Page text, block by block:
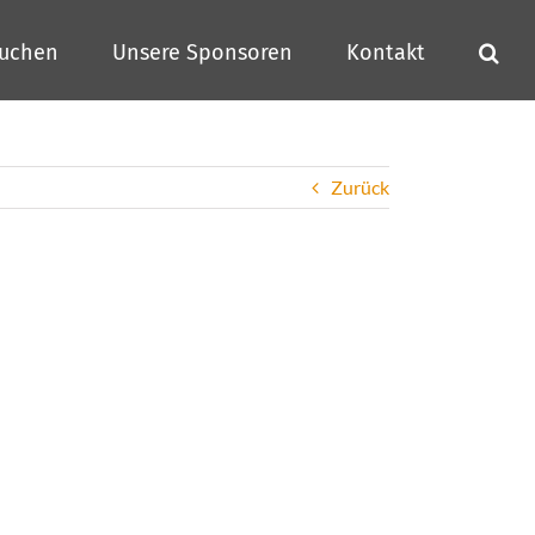
Unsere Sponsoren Kontakt
Zurück